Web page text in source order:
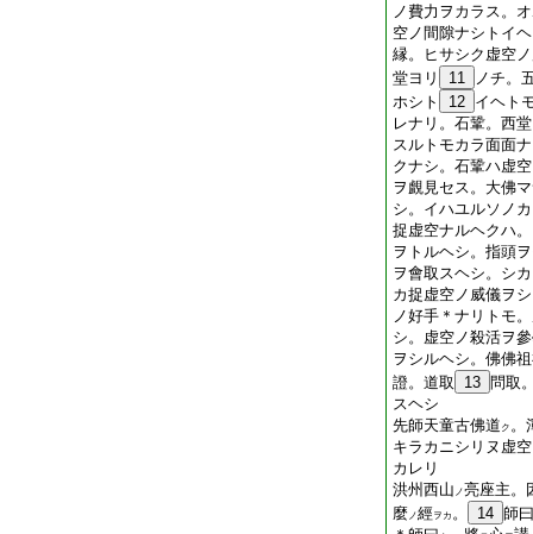
ノ費力ヲカラス。
空ノ間隙ナシトイ
縁。ヒサシク虚空
堂ヨリ
11
ノチ。
ホシト
12 イヘト
レナリ。石鞏。西
スルトモカラ面面
クナシ。石鞏ハ虚
ヲ覰見セス。大佛
シ。イハユルソノ
捉虚空ナルヘクハ
ヲトルヘシ。指頭
ヲ會取スヘシ。シ
カ捉虚空ノ威儀ヲ
ノ好手＊ナリトモ
シ。虚空ノ殺活ヲ
ヲシルヘシ。佛佛
證。道取
13 問取
スヘシ
先師天童古佛道 ク 。
キラカニシリヌ虚
カレリ
洪州西山 ノ亮座主。
麼ノ經ヲカ 。 14 師